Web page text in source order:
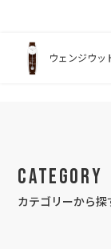
ウェンジウッ
Category
カテゴリーから探